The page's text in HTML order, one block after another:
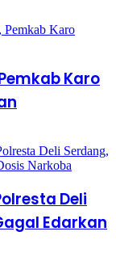
Karo
Deli
Edarkan